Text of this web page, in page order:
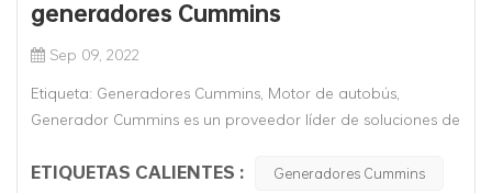
generadores Cummins
Sep 09, 2022
Etiqueta: Generadores Cummins, Motor de autobús,
Generador Cummins es un proveedor líder de soluciones de
a vehículos de carga y de pasajeros en el mercado de
ETIQUETAS CALIENTES :
Generadores Cummins